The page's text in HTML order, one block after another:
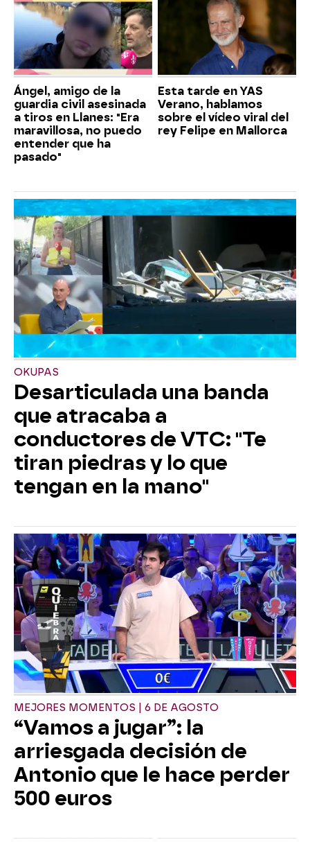
Ángel, amigo de la
guardia civil asesinada
a tiros en Llanes: "Era
maravillosa, no puedo
entender que ha
pasado"
Esta tarde en YAS
Verano, hablamos
sobre el vídeo viral del
rey Felipe en Mallorca
OKUPAS
Desarticulada una banda
que atracaba a
conductores de VTC: "Te
tiran piedras y lo que
tengan en la mano"
MEJORES MOMENTOS | 6 DE AGOSTO
“Vamos a jugar”: la
arriesgada decisión de
Antonio que le hace perder
500 euros